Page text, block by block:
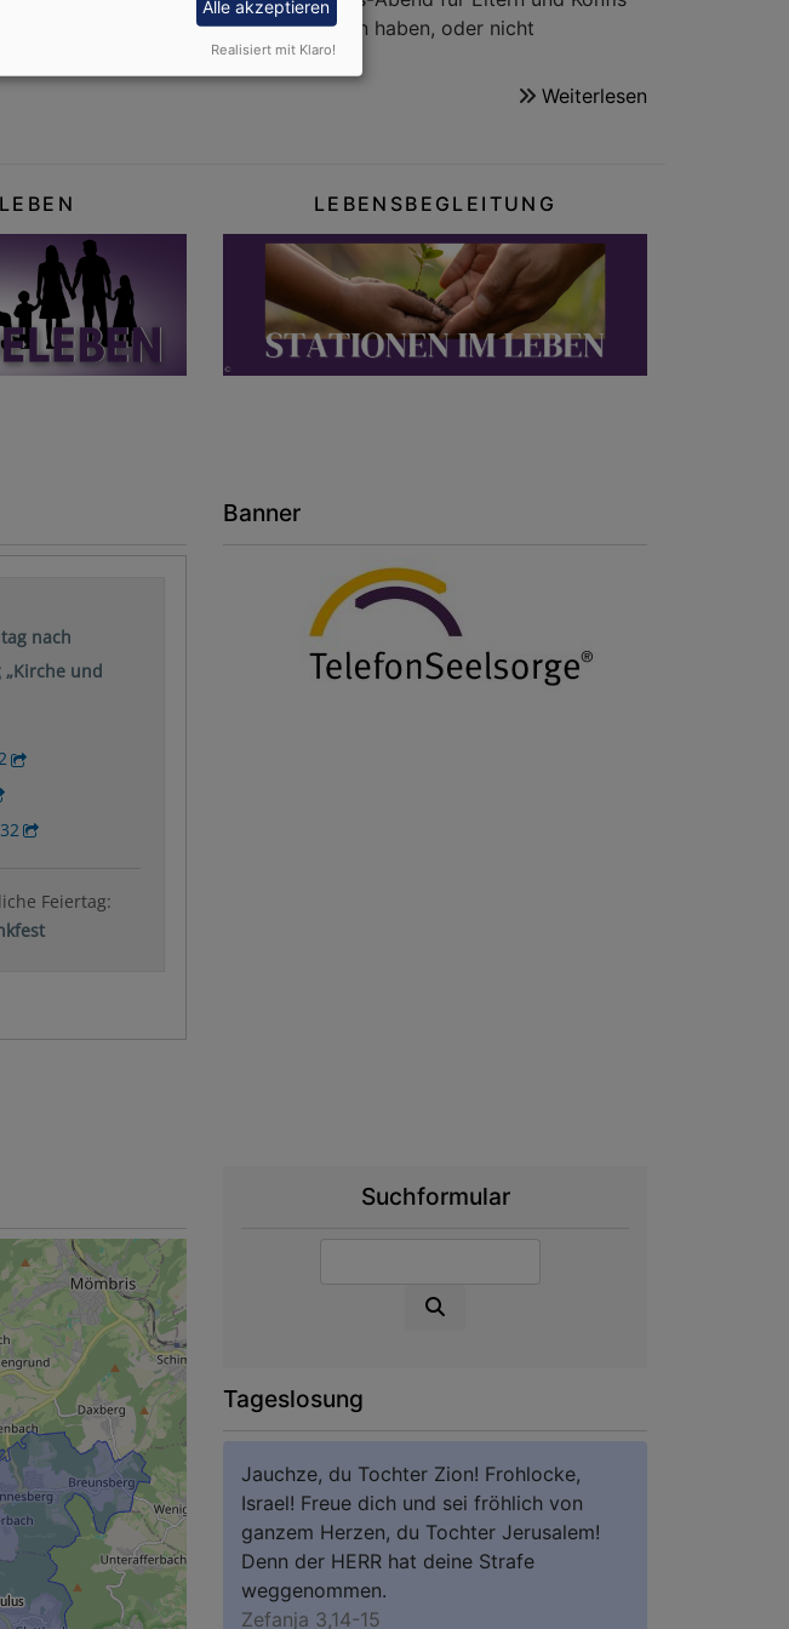
Wenn Sie dazu noch Fragen haben, oder nicht
Weiterlesen
LEBENSBEGLEITUNG
nach
und
Feiertag:
Banner
Suchformular
Tageslosung
Jauchze, du Tochter Zion! Frohlocke,
Israel! Freue dich und sei fröhlich von
ganzem Herzen, du Tochter Jerusalem!
Denn der HERR hat deine Strafe
weggenommen.
Zefanja 3,14-15
Alle akzeptieren
Realisiert mit Klaro!